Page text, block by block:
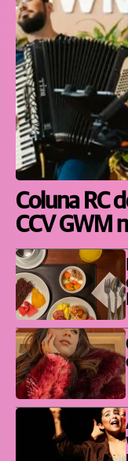
Coluna RC
CCV GWM